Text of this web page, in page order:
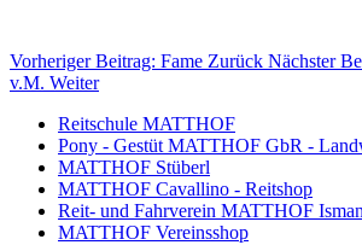
Vorheriger Beitrag: Fame Zurück Nächster
v.M. Weiter
Reitschule MATTHOF
Pony - Gestüt MATTHOF GbR -
MATTHOF Stüberl
MATTHOF Cavallino - Reitshop
Reit- und Fahrverein MATTHOF
MATTHOF Vereinsshop